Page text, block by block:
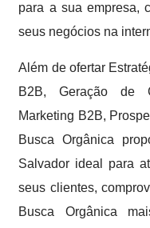
para a sua empresa,
seus negócios na
Além de ofertar
B2B, Geração de
Marketing B2B,
Busca Orgânica
Salvador ideal para
seus clientes,
Busca Orgânica